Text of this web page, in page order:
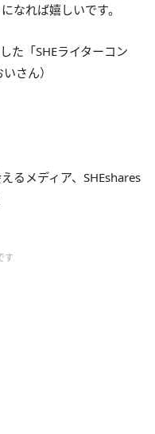
なれば嬉しいです。
た「SHEライターコン
さん）
るメディア、SHEshares
す